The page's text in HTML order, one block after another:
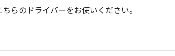
らのドライバーをお使いください。